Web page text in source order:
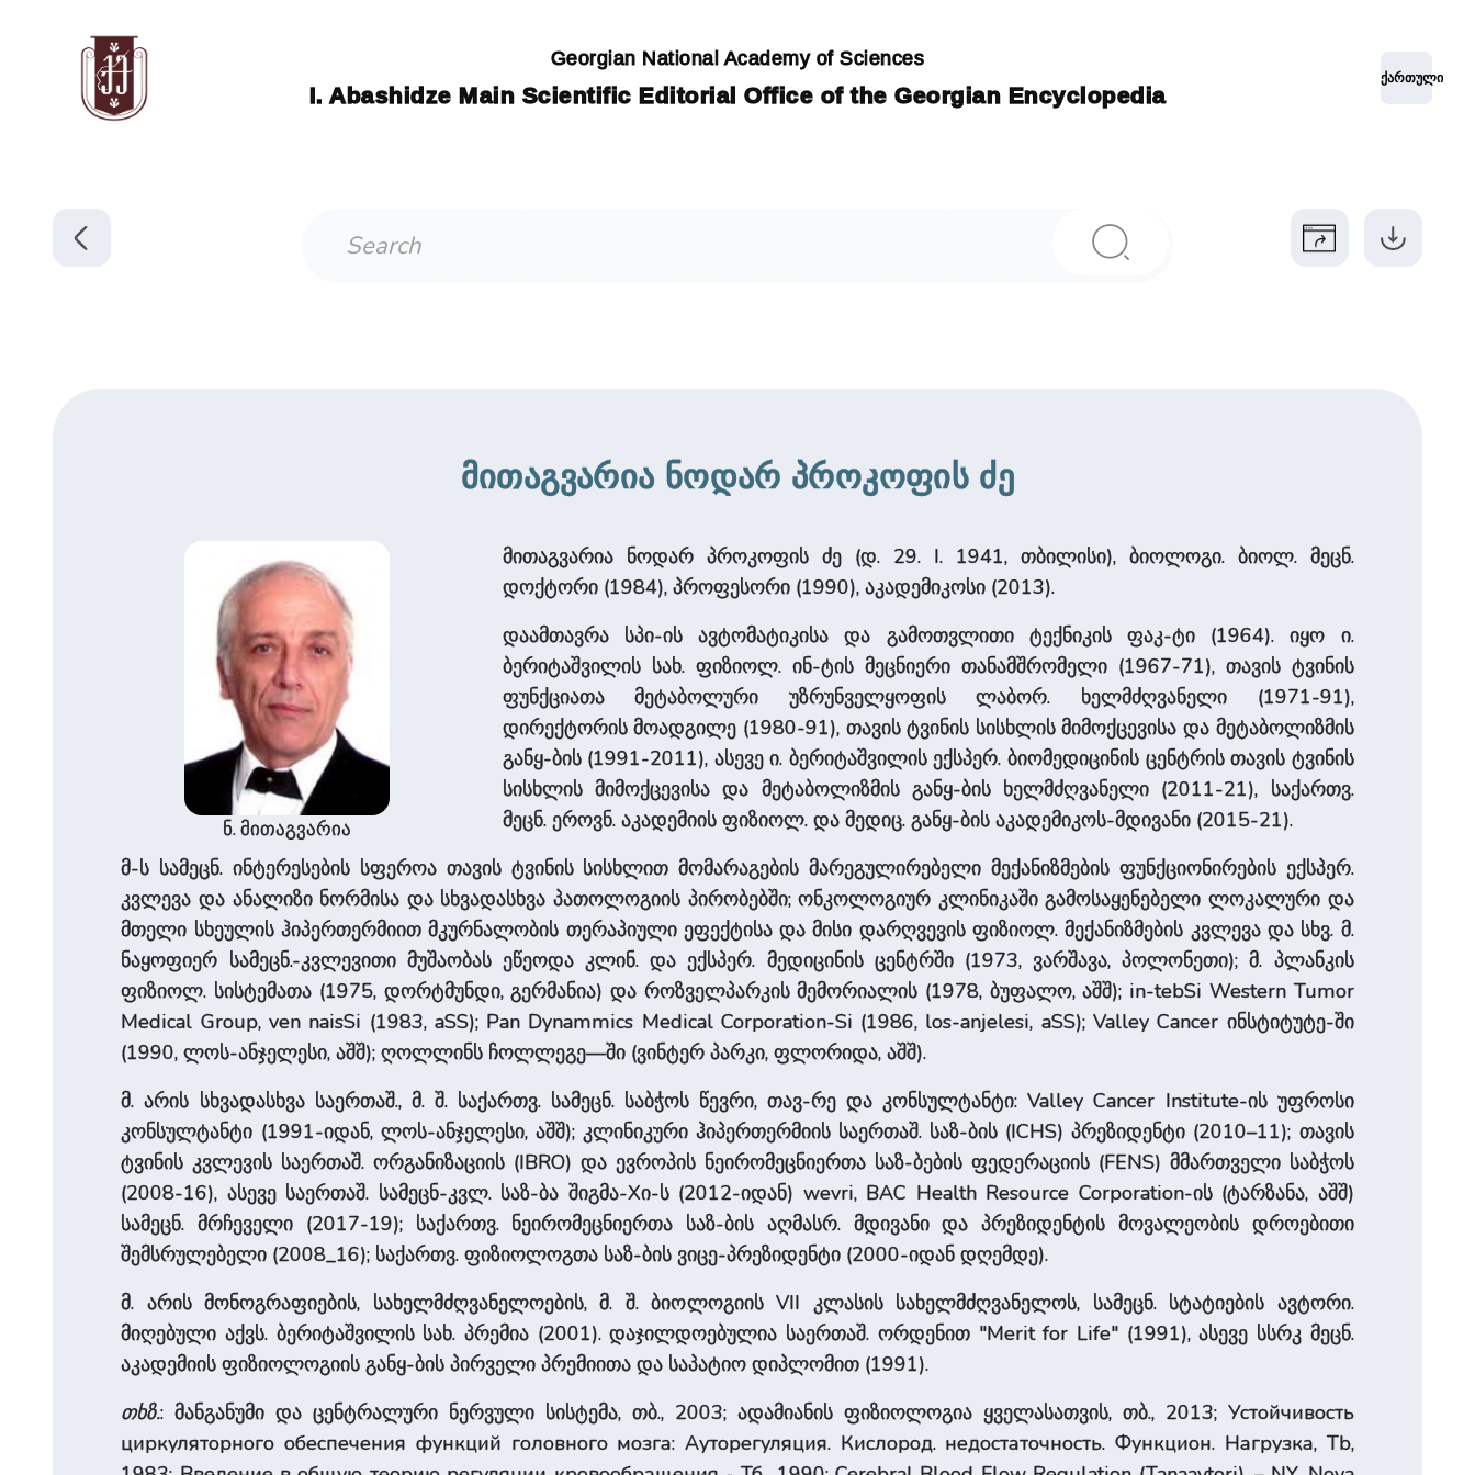
Georgian National Academy of Sciences
I. Abashidze Main Scientific Editorial Office of the Georgian Encyclopedia
ქართული
მითაგვარია ნოდარ პროკოფის ძე
ნ. მითაგვარია
მითაგვარია ნოდარ პროკოფის ძე (დ. 29. I. 1941, თბილისი), ბიოლოგი. ბიოლ. მეცნ.
დოქტორი (1984), პროფესორი (1990), აკადემიკოსი (2013).
დაამთავრა სპი-ის ავტომატიკისა და გამოთვლითი ტექნიკის ფაკ-ტი (1964). იყო ი.
ბერიტაშვილის სახ. ფიზიოლ. ინ-ტის მეცნიერი თანამშრომელი (1967-71), თავის ტვინის
ფუნქციათა მეტაბოლური უზრუნველყოფის ლაბორ. ხელმძღვანელი (1971-91),
დირექტორის მოადგილე (1980-91), თავის ტვინის სისხლის მიმოქცევისა და მეტაბოლიზმის
განყ-ბის (1991-2011), ასევე ი. ბერიტაშვილის ექსპერ. ბიომედიცინის ცენტრის თავის ტვინის
სისხლის მიმოქცევისა და მეტაბოლიზმის განყ-ბის ხელმძღვანელი (2011-21), საქართვ.
მეცნ. ეროვნ. აკადემიის ფიზიოლ. და მედიც. განყ-ბის აკადემიკოს-მდივანი (2015-21).
მ-ს სამეცნ. ინტერესების სფეროა თავის ტვინის სისხლით მომარაგების მარეგულირებელი მექანიზმების ფუნქციონირების ექსპერ.
კვლევა და ანალიზი ნორმისა და სხვადასხვა პათოლოგიის პირობებში; ონკოლოგიურ კლინიკაში გამოსაყენებელი ლოკალური და
მთელი სხეულის ჰიპერთერმიით მკურნალობის თერაპიული ეფექტისა და მისი დარღვევის ფიზიოლ. მექანიზმების კვლევა და სხვ. მ.
ნაყოფიერ სამეცნ.-კვლევითი მუშაობას ეწეოდა კლინ. და ექსპერ. მედიცინის ცენტრში (1973, ვარშავა, პოლონეთი); მ. პლანკის
ფიზიოლ. სისტემათა (1975, დორტმუნდი, გერმანია) და როზველპარკის მემორიალის (1978, ბუფალო, აშშ); in-tebSi Western Tumor
Medical Group, ven naisSi (1983, aSS); Pan Dynammics Medical Corporation-Si (1986, los-anjelesi, aSS); Valley Cancer ინსტიტუტე-ში
(1990, ლოს-ანჯელესი, აშშ); ღოლლინს ჩოლლეგე—ში (ვინტერ პარკი, ფლორიდა, აშშ).
მ. არის სხვადასხვა საერთაშ., მ. შ. საქართვ. სამეცნ. საბჭოს წევრი, თავ-რე და კონსულტანტი: Valley Cancer Institute-ის უფროსი
კონსულტანტი (1991-იდან, ლოს-ანჯელესი, აშშ); კლინიკური ჰიპერთერმიის საერთაშ. საზ-ბის (ICHS) პრეზიდენტი (2010–11); თავის
ტვინის კვლევის საერთაშ. ორგანიზაციის (IBRO) და ევროპის ნეირომეცნიერთა საზ-ბების ფედერაციის (FENS) მმართველი საბჭოს
(2008-16), ასევე საერთაშ. სამეცნ-კვლ. საზ-ბა შიგმა-Xი-ს (2012-იდან) wevri, BAC Health Resource Corporation-ის (ტარზანა, აშშ)
სამეცნ. მრჩეველი (2017-19); საქართვ. ნეირომეცნიერთა საზ-ბის აღმასრ. მდივანი და პრეზიდენტის მოვალეობის დროებითი
შემსრულებელი (2008_16); საქართვ. ფიზიოლოგთა საზ-ბის ვიცე-პრეზიდენტი (2000-იდან დღემდე).
მ. არის მონოგრაფიების, სახელმძღვანელოების, მ. შ. ბიოლოგიის VII კლასის სახელმძღვანელოს, სამეცნ. სტატიების ავტორი.
მიღებული აქვს. ბერიტაშვილის სახ. პრემია (2001). დაჯილდოებულია საერთაშ. ორდენით "Merit for Life" (1991), ასევე სსრკ მეცნ.
აკადემიის ფიზიოლოგიის განყ-ბის პირველი პრემიითა და საპატიო დიპლომით (1991).
თხზ.: მანგანუმი და ცენტრალური ნერვული სისტემა, თბ., 2003; ადამიანის ფიზიოლოგია ყველასათვის, თბ., 2013; Устойчивость
циркуляторного обеспечения функций головного мозга: Ауторегуляция. Кислород. недостаточность. Функцион. Нагрузка, Tb,